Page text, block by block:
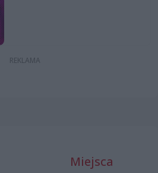
Miejsca